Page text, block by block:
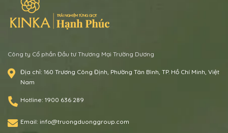
Công ty Cổ phần Đầu tư Thương Mại Trường Dương
Địa chỉ: 160 Trương Công Định, Phường Tân Bình, TP. Hồ Chí Minh, Việt
Nam
Hotline: 1900 636 289
Email: info@truongduonggroup.com